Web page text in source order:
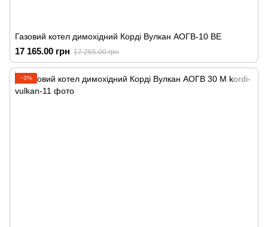
Газовий котел димохідний Корді Вулкан АОГВ-10 ВЕ
17 165.00 грн 17 265.00 грн
−3%